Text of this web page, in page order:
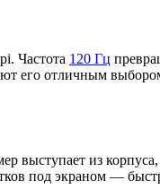
Частота 120 Гц
его отличным
выступает из
под экраном —